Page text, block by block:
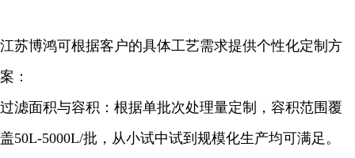
江苏博鸿可根据客户的具体工艺需求提供个性化定制方
案：
过滤面积与容积：根据单批次处理量定制，容积范围覆
盖50L-5000L/批，从小试中试到规模化生产均可满足。